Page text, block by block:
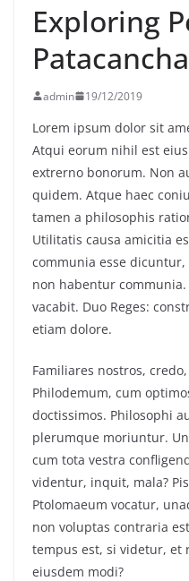
ประเทศ จัดป
“ดร.ปิยะวัฒ
พร้อมฟรีคอน
Exploring
admin 19/12/2019
Lorem ipsum dolor sit
Atqui eorum nihil est
extrerno bonorum. Non
quidem. Atque haec
tamen a philosophis
Utilitatis causa amicitia
communia esse
non habentur
vacabit. Duo Reges:
etiam dolore.
Familiares nostros,
Philodemum, cum
doctissimos. Philosophi
plerumque moriuntur.
cum tota vestra
videntur, inquit, mala?
Ptolomaeum vocatur,
non voluptas contraria
tempus est, si videtur, et
eiusdem modi?